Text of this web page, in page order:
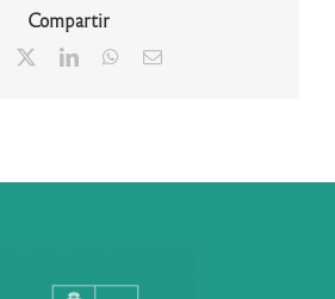
Compartir
Facebook LinkedInWhatsApp
Correo